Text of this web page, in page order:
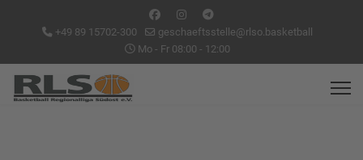
+49 89 15702-300
geschaeftsstelle@rlso.basketball
Mo - Fr 08:00 - 12:00